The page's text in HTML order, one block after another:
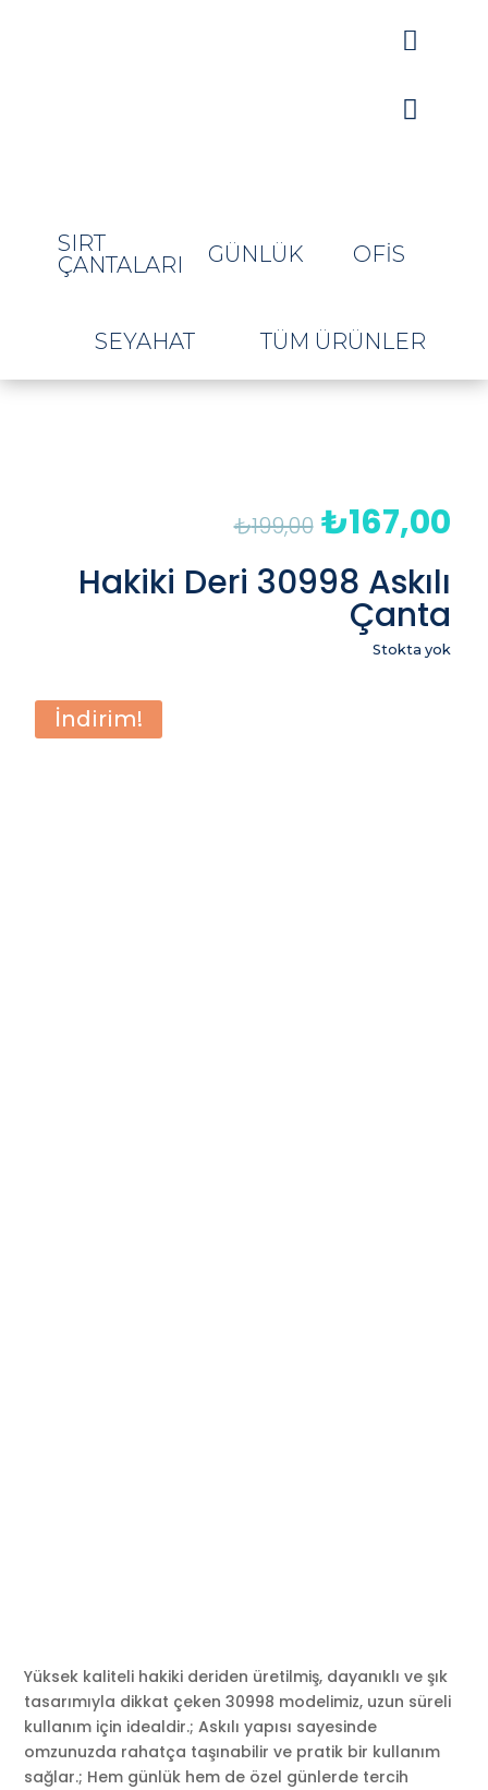


SIRT
ÇANTALARI
GÜNLÜK OFIS
SEYAHAT TÜM ÜRÜNLER
₺199,00 Orijinal
fiyat:
₺199,00.
₺167,00Şu
Hakiki Deri 30998 Askılı
Çanta
Stokta yok
İndirim!
Yüksek kaliteli hakiki deriden üretilmiş, dayanıklı ve şık
tasarımıyla dikkat çeken 30998 modelimiz, uzun süreli
kullanım için idealdir.; Askılı yapısı sayesinde
omzunuzda rahatça taşınabilir ve pratik bir kullanım
sağlar.; Hem günlük hem de özel günlerde tercih